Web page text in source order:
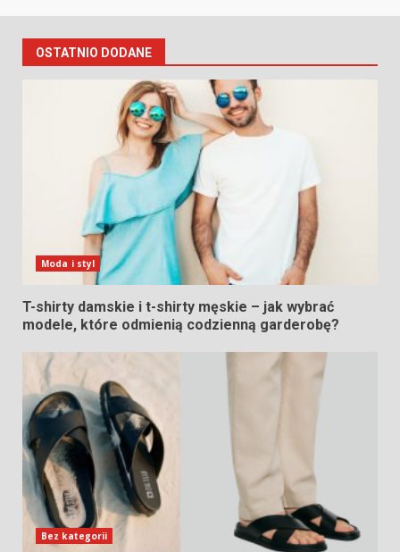
OSTATNIO DODANE
Moda i styl
T-shirty damskie i t-shirty męskie – jak wybrać
modele, które odmienią codzienną garderobę?
Bez kategorii